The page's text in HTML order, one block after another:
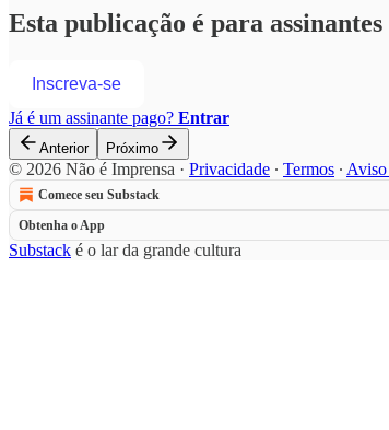
Esta publicação é para assinantes
Inscreva-se
Já é um assinante pago? Entrar
Anterior Próximo
© 2026 Não é Imprensa · Privacidade ∙ Termos ∙ Aviso
Comece seu Substack
Obtenha o App
Substack é o lar da grande cultura